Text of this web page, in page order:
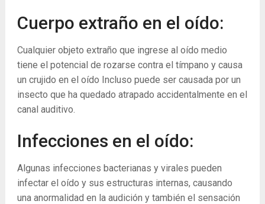
Cuerpo extraño en el oído:
Cualquier objeto extraño que ingrese al oído medio
tiene el potencial de rozarse contra el tímpano y causa
un crujido en el oído Incluso puede ser causada por un
insecto que ha quedado atrapado accidentalmente en el
canal auditivo.
Infecciones en el oído:
Algunas infecciones bacterianas y virales pueden
infectar el oído y sus estructuras internas, causando
una anormalidad en la audición y también el sensación